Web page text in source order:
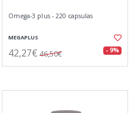
Omega-3 plus - 220 capsulas
MEGAPLUS
42,27€ 46,50€ - 9%